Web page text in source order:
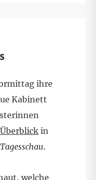
ihre
Kabinett
in
Tagesschau.
welche